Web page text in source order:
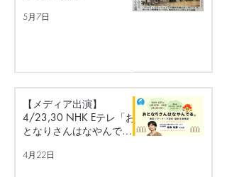
5月7日
【メディア出演】
4/23,30 NHK Eテレ「お
となりさんはなやんで
連続放送）
4月22日